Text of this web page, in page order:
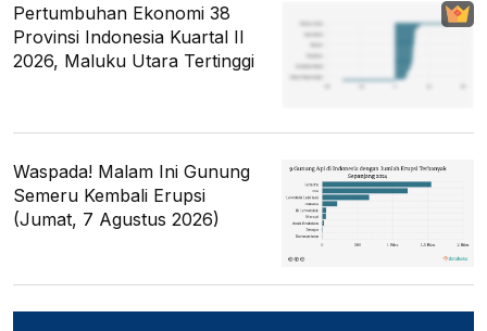
Pertumbuhan Ekonomi 38
Provinsi Indonesia Kuartal II
2026, Maluku Utara Tertinggi
Waspada! Malam Ini Gunung
Semeru Kembali Erupsi
(Jumat, 7 Agustus 2026)